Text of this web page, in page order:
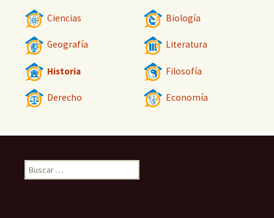
Ciencias Biología
Geografía Literatura
Historia Filosofía
Derecho Economía
Buscar: